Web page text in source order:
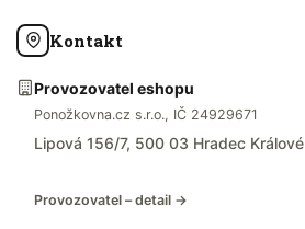
Kontakt
Provozovatel eshopu
Ponožkovna.cz s.r.o., IČ 24929671
Lipová 156/7, 500 03 Hradec Králové
Provozovatel – detail →